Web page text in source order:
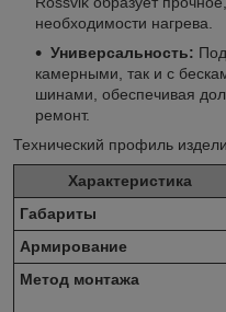
необходимости нагрева.
Универсальность:
камерными, так и с
шинами, обеспечивая
ремонт.
Технический профиль
Характеристика
Габариты
Армирование
Метод монтажа